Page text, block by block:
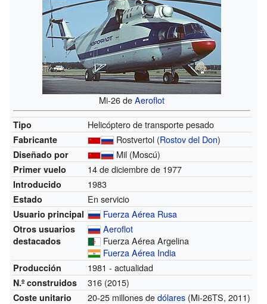
Mi-26 deAeroflot
Tipo Helicóptero de transporte pesado
Fabricante Rostvertol (Rostov del Don)
Diseñado por Mil (Moscú)
Primer vuelo 14 de diciembre de 1977
Introducido 1983
Estado En servicio
Usuario principal Fuerza Aérea Rusa
Otros usuarios
destacados
Aeroflot
Fuerza Aérea Argelina
Fuerza Aérea India
Producción 1981 - actualidad
N.º construidos 316 (2015)
Coste unitario 20-25 millones dedólares (Mi-26TS, 2011)